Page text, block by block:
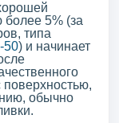
более 5% (за
типа
50) и начинает
обычно